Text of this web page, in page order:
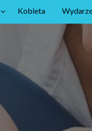
Kobieta